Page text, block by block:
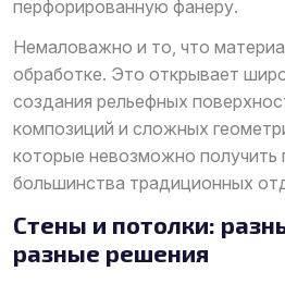
перфорированную фанеру.
Немаловажно и то, что
обработке. Это открывает
создания рельефных
композиций и сложных
которые невозможно получить
большинства традиционных
Стены и потолки:
разные решения